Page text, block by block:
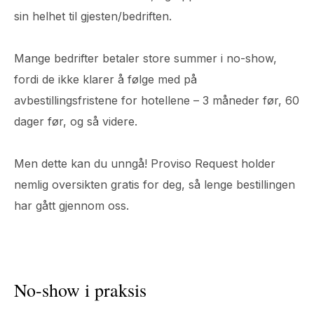
sin helhet til gjesten/bedriften.
Mange bedrifter betaler store summer i no-show,
fordi de ikke klarer å følge med på
avbestillingsfristene for hotellene – 3 måneder før, 60
dager før, og så videre.
Men dette kan du unngå! Proviso Request holder
nemlig oversikten gratis for deg, så lenge bestillingen
har gått gjennom oss.
No-show i praksis